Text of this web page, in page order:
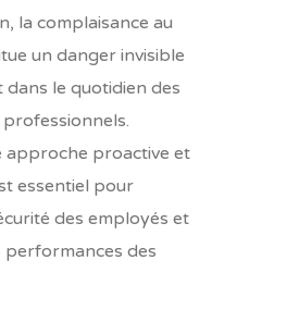
la complaisance au
un danger invisible
dans le quotidien des
approche proactive et
essentiel pour
des employés et
performances des